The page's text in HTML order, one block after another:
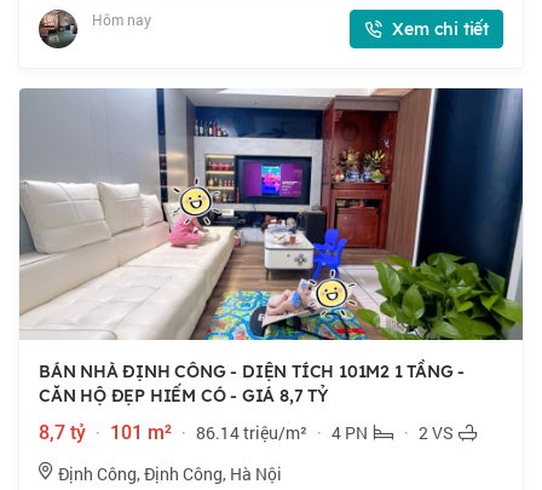
tầng, mặt tiền 4m. 💰 Nhỉnh 7
Hôm nay Xem chi tiết
BÁN NHÀ ĐỊNH CÔNG - DIỆN TÍCH 101M2 1 TẦNG -
CĂN HỘ ĐẸP HIẾM CÓ - GIÁ 8,7 TỶ
8,7 tỷ · 101 m² · 86.14 triệu/m² · 4 PN · 2 VS
Định Công, Định Công, Hà Nội